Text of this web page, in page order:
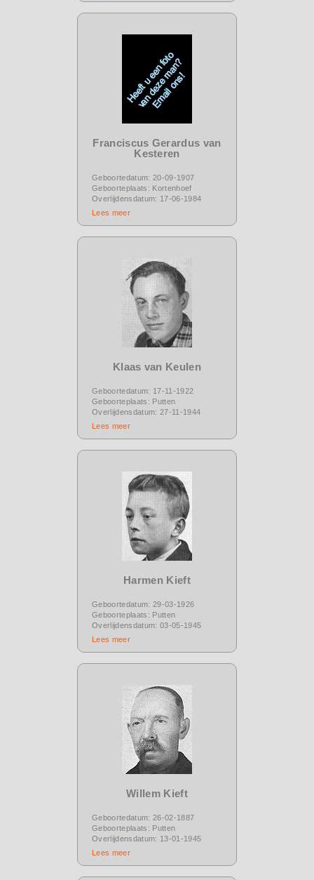
Franciscus Gerardus van
Kesteren
Geboortedatum: 20-09-1907
Geboorteplaats: Kortenhoef
Overlijdensdatum: 17-06-1984
Lees meer
Klaas van Keulen
Geboortedatum: 17-11-1922
Geboorteplaats: Putten
Overlijdensdatum: 27-11-1944
Lees meer
Harmen Kieft
Geboortedatum: 29-03-1926
Geboorteplaats: Putten
Overlijdensdatum: 03-05-1945
Lees meer
Willem Kieft
Geboortedatum: 26-02-1887
Geboorteplaats: Putten
Overlijdensdatum: 13-01-1945
Lees meer